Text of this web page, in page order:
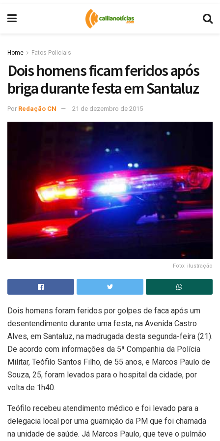
Home Fatos Policiais
Dois homens ficam feridos após
briga durante festa em Santaluz
Por Redação CN 21 de dezembro de 2015
Foto: ilustração
Dois homens foram feridos por golpes de faca após um
desentendimento durante uma festa, na Avenida Castro
Alves, em Santaluz, na madrugada desta segunda-feira (21).
De acordo com informações da 5ª Companhia da Polícia
Militar, Teófilo Santos Filho, de 55 anos, e Marcos Paulo de
Souza, 25, foram levados para o hospital da cidade, por
volta de 1h40.
Teófilo recebeu atendimento médico e foi levado para a
delegacia local por uma guarnição da PM que foi chamada
na unidade de saúde. Já Marcos Paulo, que teve o pulmão